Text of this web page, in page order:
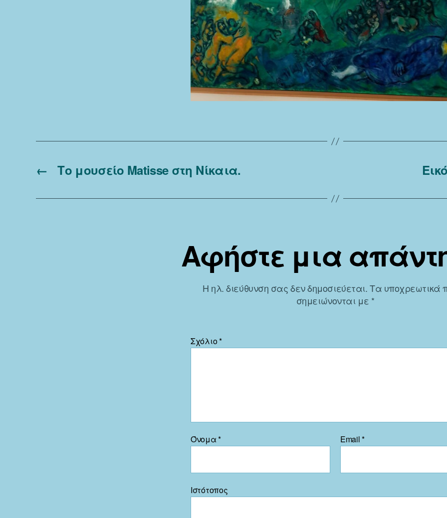
← Το μουσείο Matisse στη Νίκαια.
Αφήστε μια
Η ηλ. διεύθυνση σας δεν δημοσιεύεται.Τα υποχρεωτικά
σημειώνονται με *
Σχόλιο*
Όνομα* Email*
Ιστότοπος